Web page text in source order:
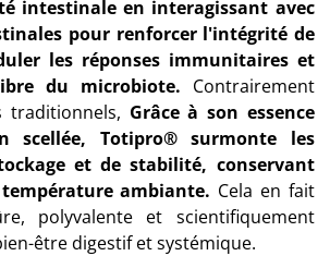
intestinale en interagissant avec
pour renforcer l'intégrité de
les réponses immunitaires et
du microbiote. Contrairement
traditionnels, Grâce à son essence
scellée, Totipro® surmonte les
et de stabilité, conservant
ambiante. Cela en fait
polyvalente et scientifiquement
être digestif et systémique.